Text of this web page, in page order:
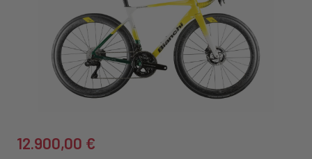
12.900,00 €